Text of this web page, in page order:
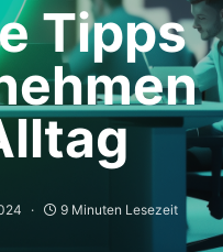
Tipps
9 Minuten Lesezeit